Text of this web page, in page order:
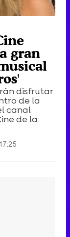
gran
disfrutar
de la
canal
de la